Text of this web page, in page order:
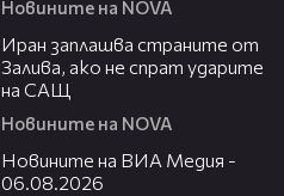
Новините на NOVA
Иран заплашва страните от
Залива, ако не спрат ударите
на САЩ
Новините на NOVA
Новините на ВИА Медия -
06.08.2026